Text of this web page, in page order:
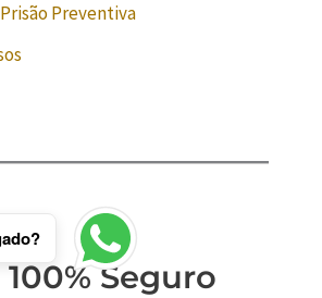
Preventiva
100% Seguro